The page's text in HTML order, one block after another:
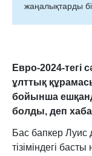
жаңалықтарды
Евро-2024-тегі
ұлттық
бойынша
болды, деп
Бас бапкер Луис
тізіміндегі